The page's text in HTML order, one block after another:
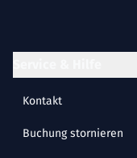
Kontakt
Buchung stornieren